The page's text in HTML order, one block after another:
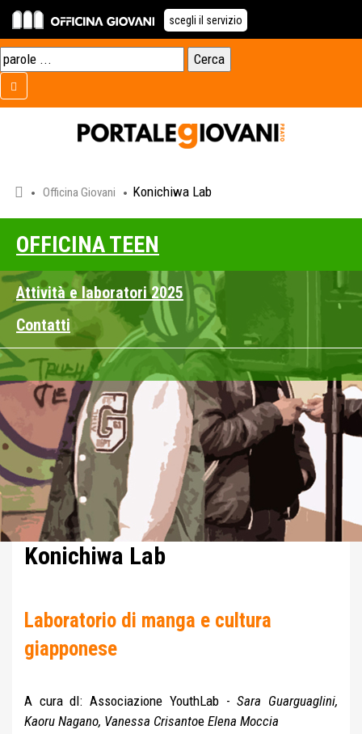
scegli il servizio
Officina Giovani Konichiwa Lab
OFFICINA TEEN
Attività e laboratori 2025
Contatti
Konichiwa Lab
Laboratorio di manga e cultura
giapponese
A cura dI: Associazione YouthLab -Sara Guarguaglini,
Kaoru Nagano, Vanessa Crisantoe Elena Moccia